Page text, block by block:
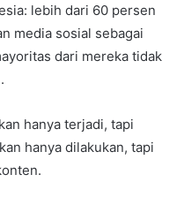
lebih dari 60 persen
media sosial sebagai
dari mereka tidak
hanya terjadi, tapi
hanya dilakukan, tapi